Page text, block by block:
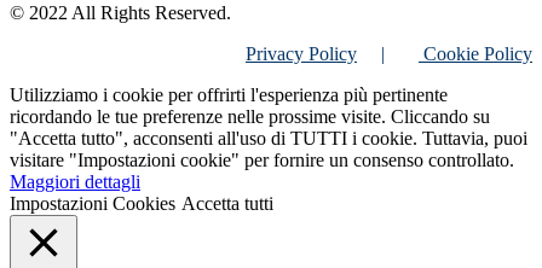
© 2022 All Rights Reserved.
Privacy Policy |
Cookie Policy
Utilizziamo i cookie per offrirti l'esperienza più pertinente
ricordando le tue preferenze nelle prossime visite. Cliccando su
"Accetta tutto", acconsenti all'uso di TUTTI i cookie. Tuttavia, puoi
visitare "Impostazioni cookie" per fornire un consenso controllato.
Maggiori dettagli
Impostazioni Cookies Accetta tutti